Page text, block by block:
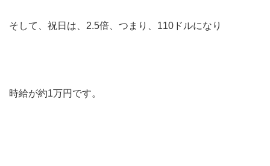
そして、祝日は、2.5倍、つまり、110ドルになり
時給が約1万円です。